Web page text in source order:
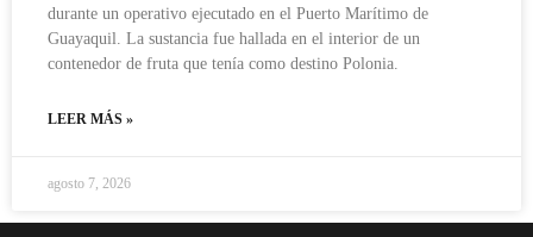
durante un operativo ejecutado en el Puerto Marítimo de
Guayaquil. La sustancia fue hallada en el interior de un
contenedor de fruta que tenía como destino Polonia.
LEER MÁS »
agosto 7, 2026